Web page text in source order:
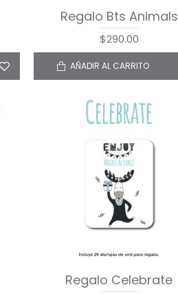
Regalo Bts Animals
$290.00
AÑADIR AL CARRITO
Regalo Celebrate